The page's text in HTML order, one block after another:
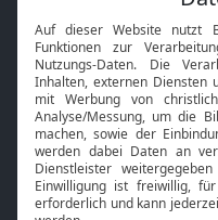
Neuigkeiten
Bibel TV